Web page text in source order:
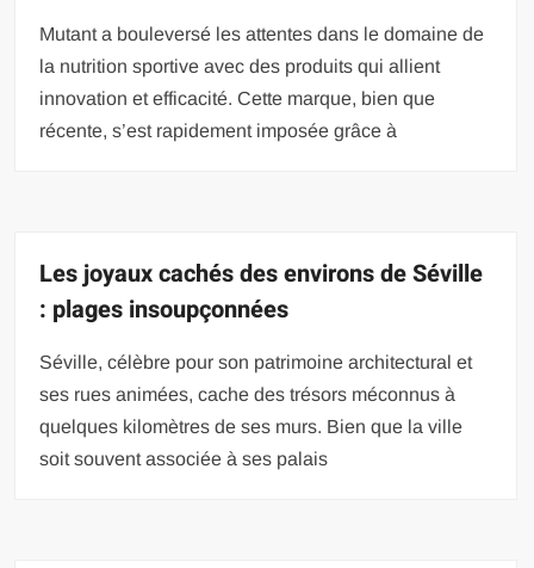
Mutant a bouleversé les attentes dans le domaine de
la nutrition sportive avec des produits qui allient
innovation et efficacité. Cette marque, bien que
récente, s’est rapidement imposée grâce à
Les joyaux cachés des environs de Séville
: plages insoupçonnées
Séville, célèbre pour son patrimoine architectural et
ses rues animées, cache des trésors méconnus à
quelques kilomètres de ses murs. Bien que la ville
soit souvent associée à ses palais